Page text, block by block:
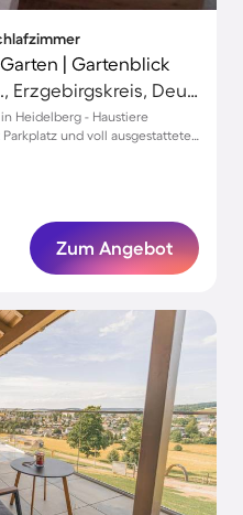
| Gartenblick
Kurort Seiffen/Erzgeb., Erzgebirgskreis, Deutschland
Heidelberg - Haustiere
und voll ausgestatteter
Zum Angebot